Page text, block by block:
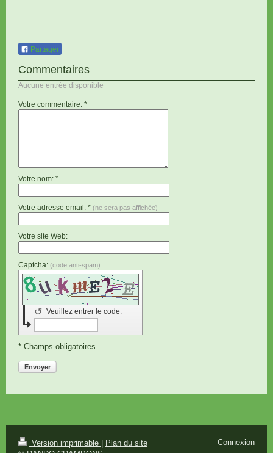
Partager
Commentaires
Aucune entrée disponible
Votre commentaire: *
Votre nom: *
Votre adresse email: * (ne sera pas affichée)
Votre site Web:
Captcha: (code anti-spam)
Veuillez entrer le code.
↺
* Champs obligatoires
Envoyer
Version imprimable
Plan du site
Connexion